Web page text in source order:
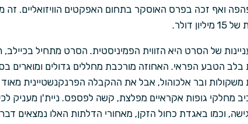
ואף זכה בפרס האוסקר בתחום האפקטים הוויזואליים.
דולר.
של הסרט היא הזווית הפמיניסטית. הסרט מתחיל
בלב הטבע הפראי. האחוזה מורכבת מחללים גדולים ומוארים
משקולות ובר אלכוהול, אבל את ההקבלה הפרנקנשטיינית
מחלקי גופות אקראיים מפלצת, קשה לפספס. ניית'ן מעניק
וכמו באגדת כחול הזקן, מאחורי הדלתות האלו נמצאים